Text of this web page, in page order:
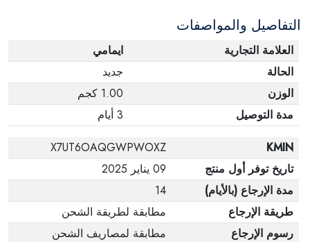
التفاصيل والمواصفات
العلامة التجارية
ايمامي
الحالة
جديد
الوزن
1.00 كجم
مدة التوصيل
3 أيام
KMIN
X7UT6OAQGWPWOXZ
تاريخ توفر أول منتج
09 يناير 2025
مدة الإرجاع (بالأيام)
14
طريقة الإرجاع
مطابقة لطريقة الشحن
رسوم الإرجاع
مطابقة لمصاريف الشحن